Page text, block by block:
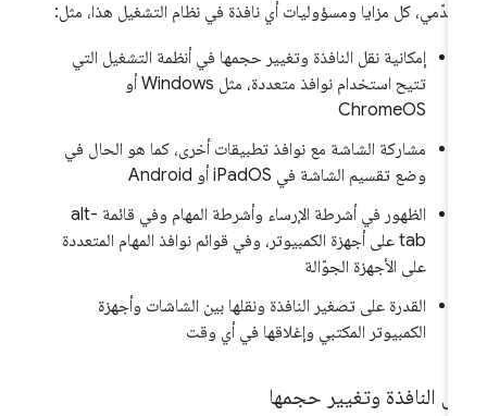
كل مزايا ومسؤوليات أي نافذة في نظام التشغيل هذا، مثل:
إمكانية نقل النافذة وتغيير حجمها في أنظمة التشغيل التي
تتيح استخدام نوافذ متعددة، مثل Windows أو
ChromeOS
مشاركة الشاشة مع نوافذ تطبيقات أخرى، كما هو الحال في
وضع تقسيم الشاشة في iPadOS أو Android
الظهور في أشرطة الإرساء وأشرطة المهام وفي قائمة alt-
tab على أجهزة الكمبيوتر، وفي قوائم نوافذ المهام المتعددة
على الأجهزة الجوّالة
القدرة على تصغير النافذة ونقلها بين الشاشات وأجهزة
الكمبيوتر المكتبي وإغلاقها في أي وقت
النافذة وتغيير حجمها